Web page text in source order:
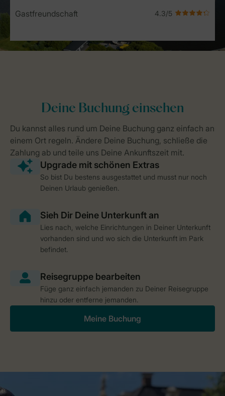
Gastfreundschaft
So bist Du bestens ausgestattet und musst nur noch
Deinen Urlaub genießen.
Lies nach, welche Einrichtungen in Deiner Unterkunft
vorhanden sind und wo sich die Unterkunft im Park
befindet.
Füge ganz einfach jemanden zu Deiner Reisegruppe
hinzu oder entferne jemanden.
Meine Buchung